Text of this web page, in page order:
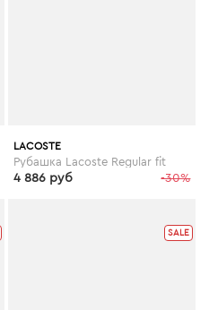
LACOSTE
Рубашка Lacoste Regular fit
-30%
4 886 руб
SALE